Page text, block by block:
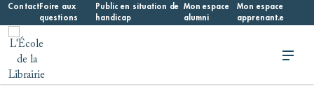
Skip
content
ContactFoire aux
questions
Public en situation de
handicap
Mon espace
alumni
Mon espace
apprenant.e